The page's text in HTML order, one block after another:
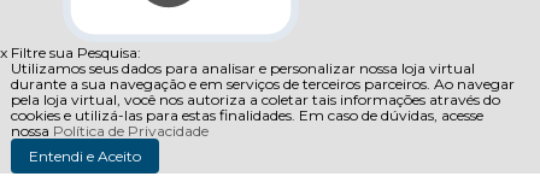
x Filtre sua Pesquisa:
Utilizamos seus dados para analisar e personalizar nossa loja virtual
durante a sua navegação e em serviços de terceiros parceiros. Ao navegar
pela loja virtual, você nos autoriza a coletar tais informações através do
cookies e utilizá-las para estas finalidades. Em caso de dúvidas, acesse
nossa Política de Privacidade
Entendi e Aceito